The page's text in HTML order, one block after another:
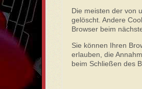
Die meisten der von
gelöscht. Andere
Browser beim
Sie können Ihren
erlauben, die
beim Schließen des